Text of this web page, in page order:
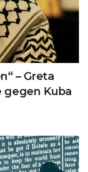
– Greta
gegen Kuba